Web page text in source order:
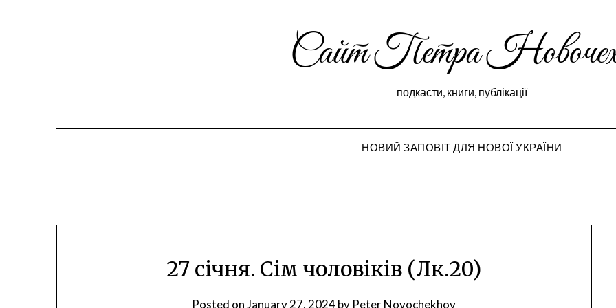
Сайт Петра
подкасти, книги, публікації
НОВИЙ ЗАПОВІТ ДЛЯ НОВОЇ УКРАЇНИ
27 січня. Сім чоловіків (Лк.20)
Posted onJanuary 27, 2024by Peter Novochekhov